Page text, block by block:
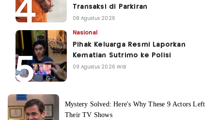
Transaksi di Parkiran
08 Agustus 2026
Nasional
Pihak Keluarga Resmi Laporkan
Kematian Sutrimo ke Polisi
09 Agustus 2026 WIB